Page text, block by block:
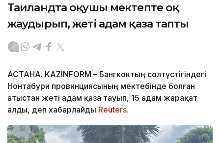
Таиландта оқушы мектепте оқ
жаудырып, жеті адам қаза тапты
АСТАНА. KAZINFORM – Бангкоктың солтүстігіндегі
Нонтабури провинциясының мектебінде болған
атыстан жеті адам қаза тауып, 15 адам жарақат
алды, деп хабарлайды Reuters.